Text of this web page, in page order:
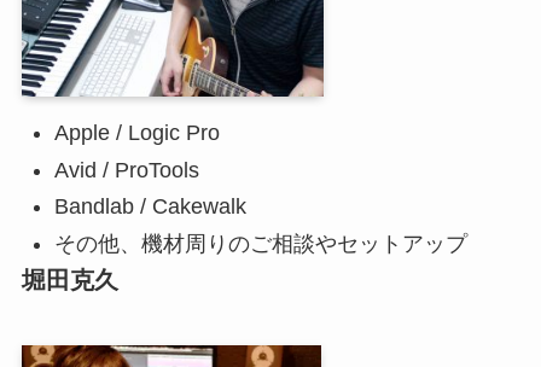
Apple / Logic Pro
Avid / ProTools
Bandlab / Cakewalk
その他、機材周りのご相談やセットアップ
堀田克久